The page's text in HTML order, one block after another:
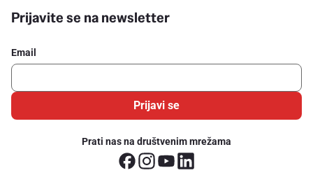
Prijavite se na newsletter
Email
Prijavi se
Prati nas na društvenim mrežama